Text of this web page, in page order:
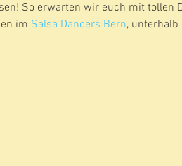
So erwarten wir euch mit tollen
im Salsa Dancers Bern, unterhalb